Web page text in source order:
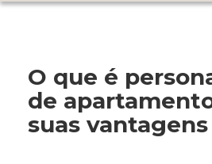
O que é
de
suas vantagens